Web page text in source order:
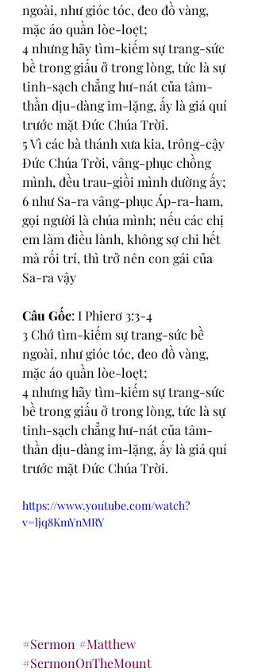
ngoài, như gióc tóc, đeo đồ vàng,
mặc áo quần lòe-loẹt;
4 nhưng hãy tìm-kiếm sự trang-sức
bề trong giấu ở trong lòng, tức là sự
tinh-sạch chẳng hư-nát của tâm-
thần dịu-dàng im-lặng, ấy là giá quí
trước mặt Đức Chúa Trời.
5 Vì các bà thánh xưa kia, trông-cậy
Đức Chúa Trời, vâng-phục chồng
mình, đều trau-giồi mình dường ấy;
6 như Sa-ra vâng-phục Áp-ra-ham,
gọi người là chúa mình; nếu các chị
em làm điều lành, không sợ chi hết
mà rối trí, thì trở nên con gái của
Sa-ra vậy
Câu Gốc: I Phierơ 3:3-4
3 Chớ tìm-kiếm sự trang-sức bề
ngoài, như gióc tóc, đeo đồ vàng,
mặc áo quần lòe-loẹt;
4 nhưng hãy tìm-kiếm sự trang-sức
bề trong giấu ở trong lòng, tức là sự
tinh-sạch chẳng hư-nát của tâm-
thần dịu-dàng im-lặng, ấy là giá quí
trước mặt Đức Chúa Trời.
https://www.youtube.com/watch?
v=ljq8KmYnMRY
#Sermon #Matthew
#SermonOnTheMount